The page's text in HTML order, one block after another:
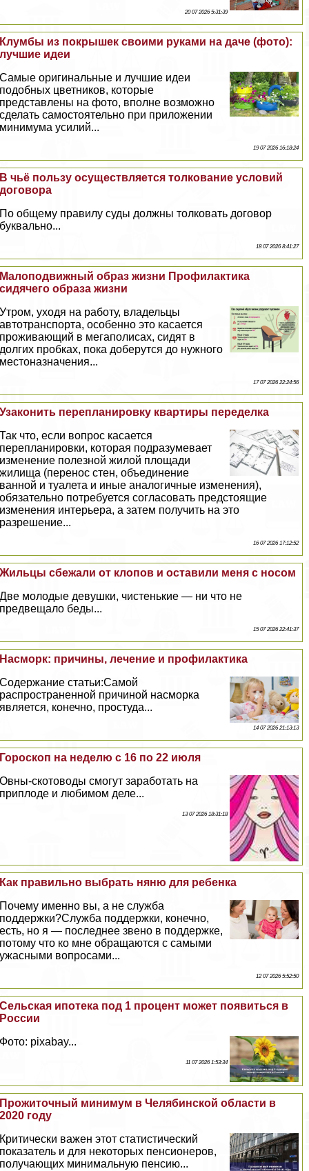
20 07 2026 5:31:39
Клумбы из покрышек своими руками на даче (фото):
лучшие идеи
Самые оригинальные и лучшие идеи
подобных цветников, которые
представлены на фото, вполне возможно
сделать самостоятельно при приложении
минимума усилий...
19 07 2026 16:18:24
В чьё пользу осуществляется толкование условий
договора
По общему правилу суды должны толковать договор
буквально...
18 07 2026 8:41:27
Малоподвижный образ жизни Профилактика
сидячего образа жизни
Утром, уходя на работу, владельцы
автотрaнcпорта, особенно это касается
проживающий в мегаполисах, сидят в
долгих пробках, пока доберутся до нужного
местоназначения...
17 07 2026 22:24:56
Узаконить перепланировку квартиры переделка
Так что, если вопрос касается
перепланировки, которая подразумевает
изменение полезной жилой площади
жилища (перенос стен, объединение
ванной и туалета и иные аналогичные изменения),
обязательно потребуется согласовать предстоящие
изменения интерьера, а затем получить на это
разрешение...
16 07 2026 17:12:52
Жильцы сбежали от клопов и оставили меня с носом
Две молодые дeвyшки, чистенькие — ни что не
предвещало беды...
15 07 2026 22:41:37
Насморк: причины, лечение и профилактика
Содержание статьи:Самой
распространенной причиной насморка
является, конечно, простуда...
14 07 2026 21:13:13
Гороскоп на неделю с 16 по 22 июля
Овны-скотоводы смогут заработать на
приплоде и любимом деле...
13 07 2026 18:31:18
Как правильно выбрать няню для ребенка
Почему именно вы, а не служба
поддержки?Служба поддержки, конечно,
есть, но я — последнее звено в поддержке,
потому что ко мне обращаются с самыми
ужасными вопросами...
12 07 2026 5:52:50
Сельская ипотека под 1 процент может появиться в
России
Фото: pixabay...
11 07 2026 1:53:34
Прожиточный минимум в Челябинской области в
2020 году
Критически важен этот статистический
показатель и для некоторых пенсионеров,
получающих минимальную пенсию...